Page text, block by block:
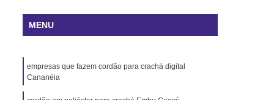
Cordão para Crachá Digital
Cordão Poliéster para Crachá
Cordão para Crachá
MENU
empresas que fazem cordão para crachá digital
Cananéia